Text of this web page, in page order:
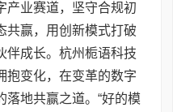
产业赛道，坚守合规初
共赢，用创新模式打破
伴成长。杭州栀语科技
抱变化，在变革的数字
落地共赢之道。“好的模